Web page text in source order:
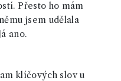
Přesto ho mám
jsem udělala
ano.
klíčových slov u